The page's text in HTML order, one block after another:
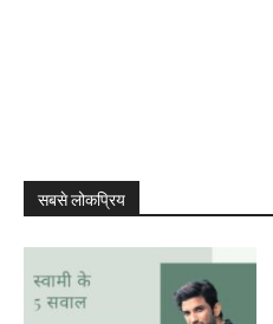
सबसे लोकप्रिय